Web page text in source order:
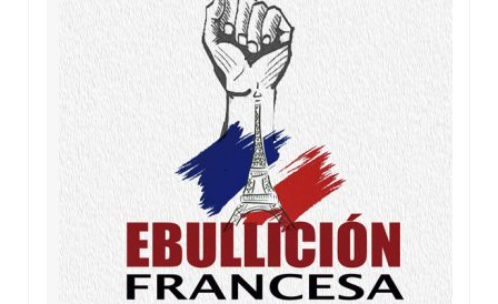
Entreletras
Aula Virtual